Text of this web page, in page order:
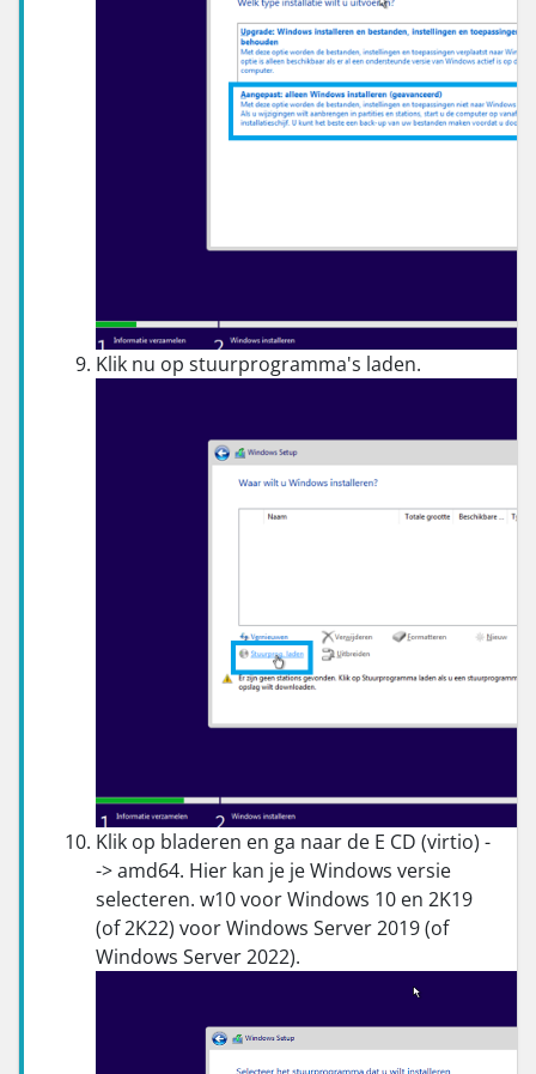
Klik nu op stuurprogramma's laden.
Klik op bladeren en ga naar de E CD (virtio) -
-> amd64. Hier kan je je Windows versie
selecteren. w10 voor Windows 10 en 2K19
(of 2K22) voor Windows Server 2019 (of
Windows Server 2022).